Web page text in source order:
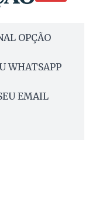
OPÇÃO
WHATSAPP
EMAIL